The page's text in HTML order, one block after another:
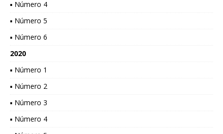
▪ Número 4
▪ Número 5
▪ Número 6
2020
▪ Número 1
▪ Número 2
▪ Número 3
▪ Número 4